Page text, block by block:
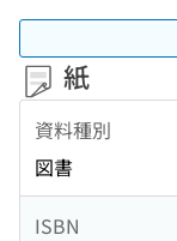
紙
資料種別
図書
ISBN